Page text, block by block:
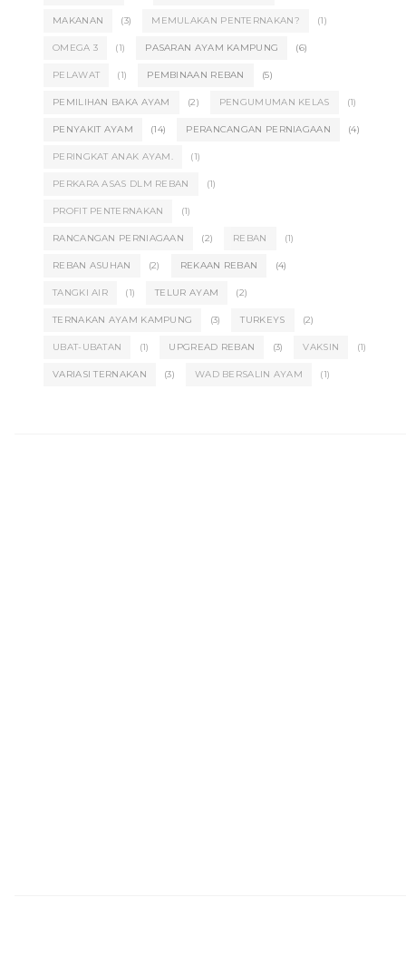
MAKANAN (3) MEMULAKAN PENTERNAKAN? (1)
OMEGA 3 (1) PASARAN AYAM KAMPUNG (6)
PELAWAT (1) PEMBINAAN REBAN (5)
PEMILIHAN BAKA AYAM (2) PENGUMUMAN KELAS (1)
PENYAKIT AYAM (14) PERANCANGAN PERNIAGAAN (4)
PERINGKAT ANAK AYAM. (1)
PERKARA ASAS DLM REBAN (1)
PROFIT PENTERNAKAN (1)
RANCANGAN PERNIAGAAN (2) REBAN (1)
REBAN ASUHAN (2) REKAAN REBAN (4)
TANGKI AIR (1) TELUR AYAM (2)
TERNAKAN AYAM KAMPUNG (3) TURKEYS (2)
UBAT-UBATAN (1) UPGREAD REBAN (3) VAKSIN (1)
VARIASI TERNAKAN (3) WAD BERSALIN AYAM (1)